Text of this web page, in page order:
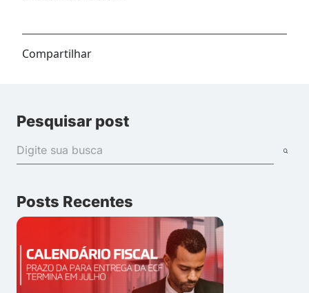
Compartilhar
Pesquisar post
Posts Recentes